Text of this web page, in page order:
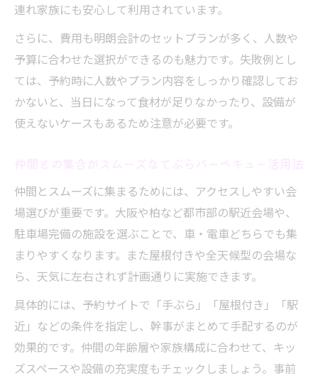
連れ家族にも安心して利用されています。
さらに、費用も明朗会計のセットプランが多く、人数や
予算に合わせた選択ができるのも魅力です。失敗例とし
ては、予約時に人数やプラン内容をしっかり確認してお
かないと、当日になって食材が足りなかったり、設備が
使えないケースもあるため注意が必要です。
仲間とスムーズに集まるためには、アクセスしやすい会
場選びが重要です。大阪や柏など都市部の駅近会場や、
駐車場完備の施設を選ぶことで、車・電車どちらでも集
まりやすくなります。また屋根付きや全天候型の会場な
ら、天気に左右されず計画通りに実施できます。
具体的には、予約サイトで「手ぶら」「屋根付き」「駅
近」などの条件を指定し、幹事がまとめて手配するのが
効果的です。仲間の年齢層や家族構成に合わせて、キッ
ズスペースや設備の充実度もチェックしましょう。事前